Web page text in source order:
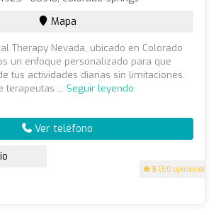
5 (50 opiniones)
Mapa
Therapy Nevada, ubicado en Colorado
un enfoque personalizado para que
tus actividades diarias sin limitaciones.
terapeutas ... Seguir leyendo
Ver teléfono